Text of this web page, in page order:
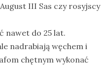
III Sas czy rosyjscy
nawet do 25 lat.
nadrabiają węchem i
chętnym wykonać